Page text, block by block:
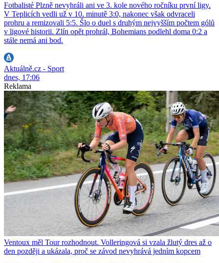
Fotbalisté Plzně nevyhráli ani ve 3. kole nového ročníku první ligy.
V Teplicích vedli už v 10. minutě 3:0, nakonec však odvraceli
prohru a remizovali 5:5. Šlo o duel s druhým nejvyšším počtem gólů
v ligové historii. Zlín opět prohrál, Bohemians podlehl doma 0:2 a
stále nemá ani bod.
Aktuálně.cz - Sport
dnes, 17:06
Reklama
Ventoux měl Tour rozhodnout. Volleringová si vzala žlutý dres až o
den později a ukázala, proč se závod nevyhrává jedním kopcem